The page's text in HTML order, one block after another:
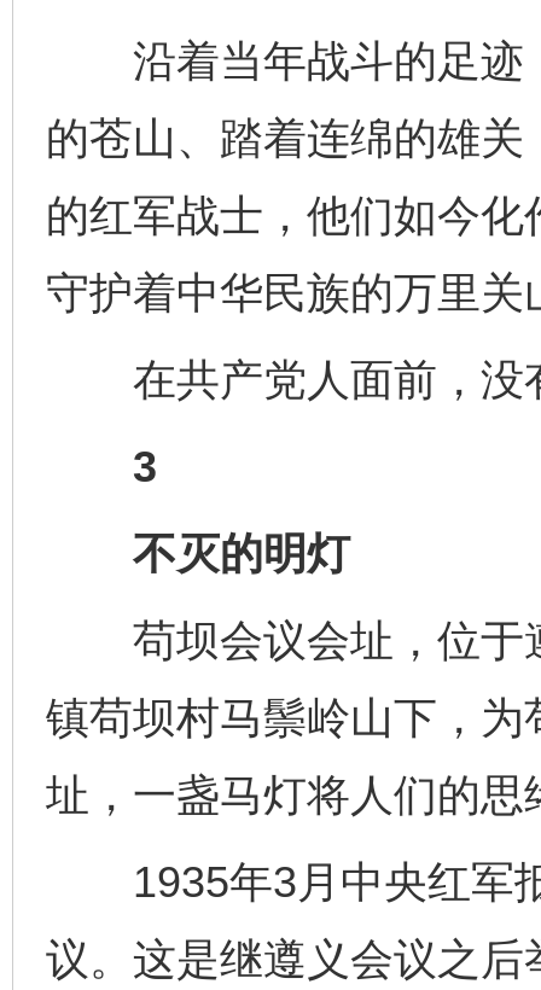
沿着当年战斗的足迹
的苍山、踏着连绵的雄
的红军战士，他们如今
守护着中华民族的万里关
在共产党人面前，没
3
不灭的明灯
苟坝会议会址，位于
镇苟坝村马鬃岭山下，
址，一盏马灯将人们的
1935年3月中央红军
议。这是继遵义会议之